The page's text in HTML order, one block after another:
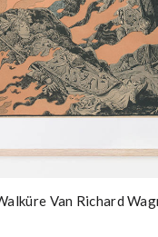
Van Richard